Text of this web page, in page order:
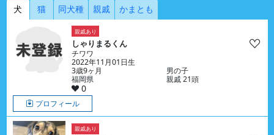
犬 猫 同犬種 親戚 かまとも
親戚あり
しゃりまるくん
チワワ
2022年11月01日生
3歳9ヶ月
男の子
福岡県
親戚 21頭
0
プロフィール
親戚あり